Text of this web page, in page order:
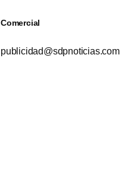
Comercial
publicidad@sdpnoticias.com